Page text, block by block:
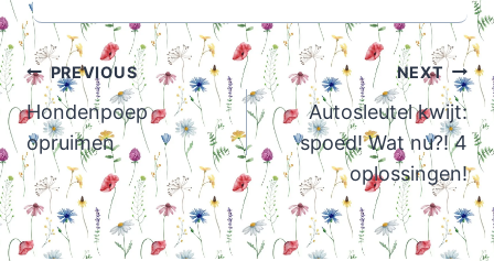
Post
navigation
PREVIOUS
Hondenpoep
opruimen
NEXT
Autosleutel kwijt:
spoed! Wat nu?! 4
oplossingen!